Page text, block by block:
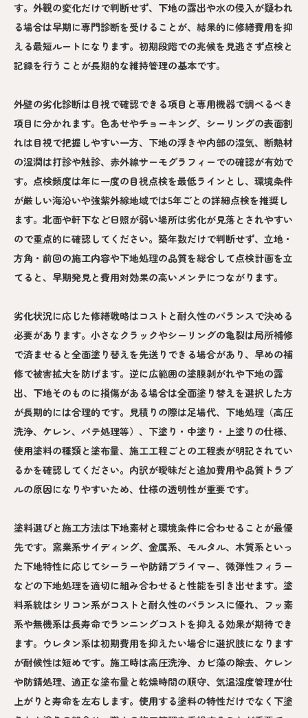
す。外観の変化だけで判断せず、下地の露出や水の侵入が疑われ
る場合は早期に専門診断を受けることが、結果的に修繕費用を抑
える最短ルートになります。初期段階での兆候を見逃さず点検と
記録を行うことが長期的な維持管理の基本です。
外壁の劣化診断は目視で確認できる項目と専用機器で調べるべき
項目に分かれます。色あせやチョーキング、シーリングの表面割
れは目視で把握しやすい一方、下地の浮きや内部の湿気、断熱材
の湿潤は打診や触診、赤外線サーモグラフィーでの確認が有効で
す。点検頻度は年に一度の目視点検を最低ラインとし、環境条件
が厳しい海沿いや強紫外線地域では5年ごとの詳細点検を推奨し
ます。北面や軒下など日照が弱い場所は劣化が見落とされやすい
ので重点的に確認してください。築年数だけで判断せず、立地・
方角・前回の施工内容や下地処理の品質を総合して点検計画を立
てると、早期発見と費用対効果の高いメンテにつながります。
劣化状況に応じた修繕戦略はコストと耐久性のバランスで決める
必要があります。小さなクラックやシーリングの亀裂は局所補修
で済ませると全面塗り替えを先送りできる場合があり、早めの補
修で被害拡大を防げます。逆に広範囲の塗膜剥がれや下地の露
出、下地そのものに損傷がある場合は全面塗り替えを選択した方
が長期的には合理的です。見積りの際は足場代、下地処理（高圧
洗浄、ケレン、パテ処理等）、下塗り・中塗り・上塗りの仕様、
使用塗料の種類と塗布量、施工工程ごとの工程表が明記されてい
るかを確認してください。内訳が曖昧だと追加費用や品質トラブ
ルの原因になりやすいため、仕様の透明性が重要です。
塗料選びと施工方法は下地素材と環境条件に合わせることが最優
先です。窯業系サイディング、金属系、モルタル、木質系といっ
た下地特性に応じてシーラーや防錆プライマー、微弾性フィラー
などの下地処理を適切に組み合わせると性能を引き出せます。塗
料系統はシリコン系がコストと耐久性のバランスに優れ、フッ素
系や無機系は長寿命でランニングコストを抑える効果が期待でき
ます。ウレタン系は初期費用を抑えたい場合に選択肢になります
が耐候性は短めです。施工時は高圧洗浄、カビ藻の除去、ケレン
や防錆処理、適正な塗布量と乾燥時間の順守、気温湿度管理が仕
上がりと寿命を左右します。使用する塗料の特性だけでなく下塗